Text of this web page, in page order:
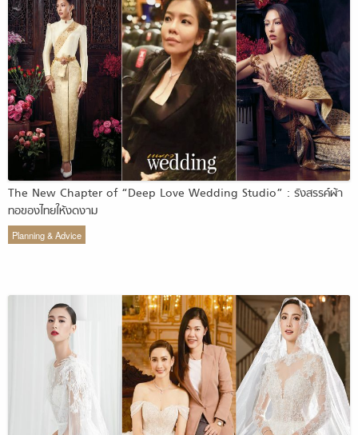
The New Chapter of “Deep Love Wedding Studio” : รังสรรค์ผ้า
ทอของไทยให้งดงาม
Planning & Advice